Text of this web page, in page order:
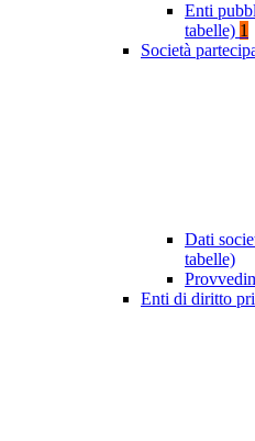
Enti
tabelle) 1
Società
Dati
tabelle)
Enti di diritto